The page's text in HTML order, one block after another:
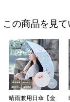
この商品を見
晴雨兼用日傘【金